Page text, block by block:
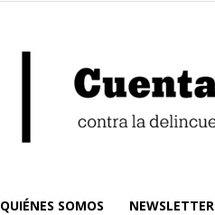
QUIÉNES SOMOS NEWSLETTER